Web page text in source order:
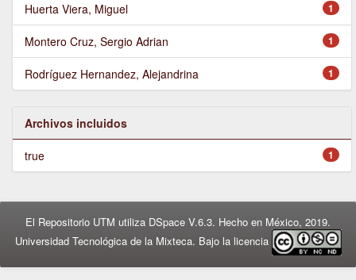
1
Huerta Viera, Miguel
1
Montero Cruz, Sergio Adrian
1
Rodríguez Hernandez, Alejandrina
Archivos incluidos
1
true
El Repositorio UTM utiliza DSpace V.6.3. Hecho en México, 2019.
Universidad Tecnológica de la Mixteca. Bajo la licencia